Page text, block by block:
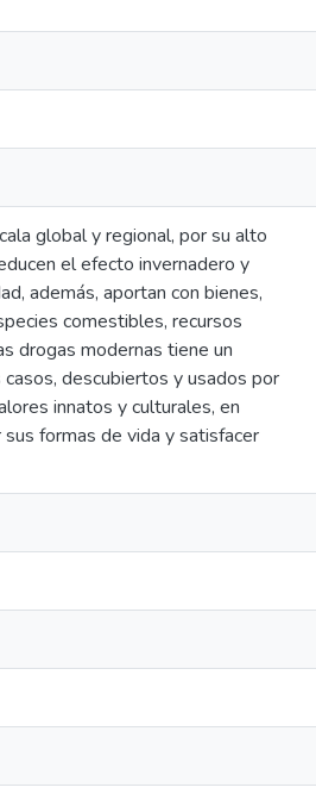
global y regional, por su alto
el efecto invernadero y
además, aportan con bienes,
comestibles, recursos
drogas modernas tiene un
descubiertos y usados por
innatos y culturales, en
formas de vida y satisfacer